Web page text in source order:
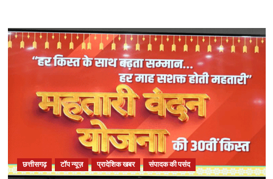
छत्तीसगढ़ टॉप न्यूज़ प्रादेशिक खबर संपादक की पसंद